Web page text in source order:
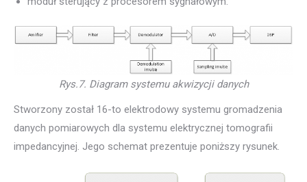
Rys.7. Diagram systemu akwizycji danych
Stworzony został 16-to elektrodowy systemu gromadzenia
danych pomiarowych dla systemu elektrycznej tomografii
impedancyjnej. Jego schemat prezentuje poniższy rysunek.